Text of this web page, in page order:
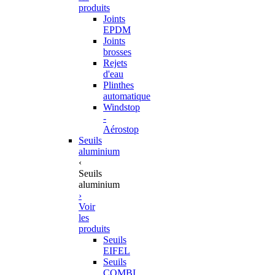
produits
Joints
EPDM
Joints
brosses
Rejets
d'eau
Plinthes
automatique
Windstop
-
Aérostop
Seuils
aluminium
‹
Seuils
aluminium
›
Voir
les
produits
Seuils
EIFEL
Seuils
COMBI